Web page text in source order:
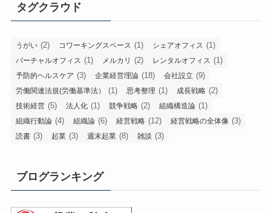
タグクラウド
うがい (2) コワーキングスペース (1) シェアオフィス (1)
バーチャルオフィス (1) メルカリ (2) レンタルオフィス (1)
予防的ヘルスケア (3) 企業経営理論 (18) 会社設立 (9)
労働関連法規(労働基準法） (1) 思考整理 (1) 成長戦略 (2)
技術経営 (5) 法人化 (1) 競争戦略 (2) 組織構造論 (1)
組織行動論 (4) 組織論 (6) 経営戦略 (12) 経営戦略の全体像 (3)
読書 (3) 起業 (3) 週末起業 (8) 雑談 (3)
ブログランキング